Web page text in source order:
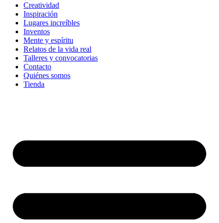
Creatividad
Inspiración
Lugares increíbles
Inventos
Mente y espíritu
Relatos de la vida real
Talleres y convocatorias
Contacto
Quiénes somos
Tienda